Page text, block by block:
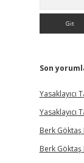
Son
Yasaklayıcı
Yasaklayıcı
Berk Göktaş
Berk Göktaş